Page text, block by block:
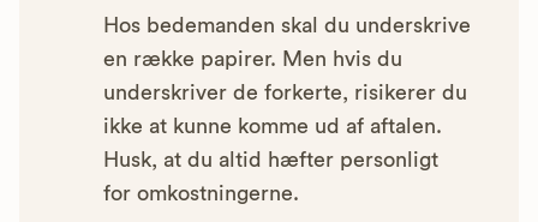
Hos bedemanden skal du underskrive
en række papirer. Men hvis du
underskriver de forkerte, risikerer du
ikke at kunne komme ud af aftalen.
Husk, at du altid hæfter personligt
for omkostningerne.